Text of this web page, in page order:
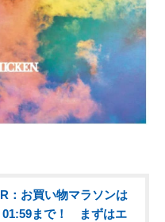
：お買い物マラソンは
01:59まで！ まずはエ